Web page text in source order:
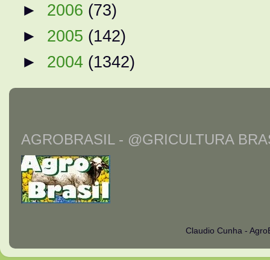
► 2006 (73)
► 2005 (142)
► 2004 (1342)
AGROBRASIL - @GRICULTURA
Claudio Cunha -